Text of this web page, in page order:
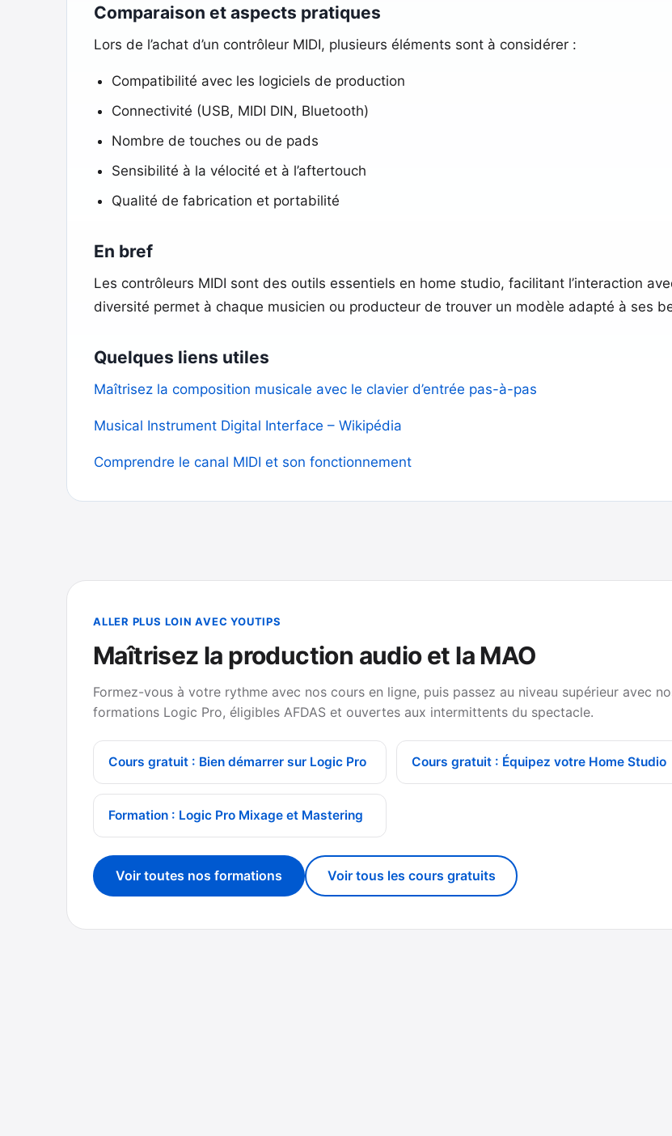
Comparaison et aspects pratiques
Lors de l’achat d’un contrôleur MIDI, plusieurs éléments sont à considérer :
Compatibilité avec les logiciels de production
Connectivité (USB, MIDI DIN, Bluetooth)
Nombre de touches ou de pads
Sensibilité à la vélocité et à l’aftertouch
Qualité de fabrication et portabilité
En bref
Les contrôleurs MIDI sont des outils essentiels en home studio, facilitant l’interaction
diversité permet à chaque musicien ou producteur de trouver un modèle adapté à ses
Quelques liens utiles
Maîtrisez la composition musicale avec le clavier d’entrée pas-à-pas
Musical Instrument Digital Interface – Wikipédia
Comprendre le canal MIDI et son fonctionnement
ALLER PLUS LOIN AVEC YOUTIPS
Maîtrisez la production audio et la MAO
Formez-vous à votre rythme avec nos cours en ligne, puis passez au niveau supérieur avec
formations Logic Pro, éligibles AFDAS et ouvertes aux intermittents du spectacle.
Cours gratuit : Bien démarrer sur Logic Pro Cours gratuit : Équipez votre Home Studio
Formation : Logic Pro Mixage et Mastering
Voir toutes nos formations Voir tous les cours gratuits